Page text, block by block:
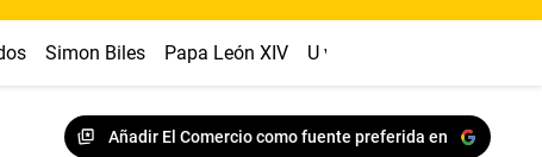
Simon Biles Papa León XIV U vs Cristal
Añadir El Comercio como fuente preferida en